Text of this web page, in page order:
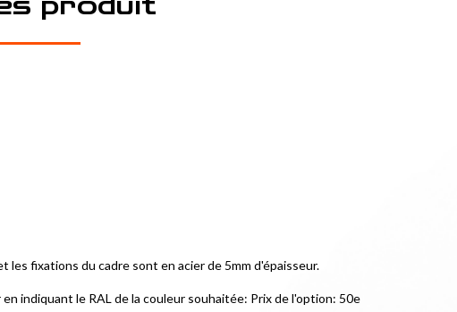
produit
les fixations du cadre sont en acier de 5mm d'épaisseur.
indiquant le RAL de la couleur souhaitée: Prix de l'option: 50e